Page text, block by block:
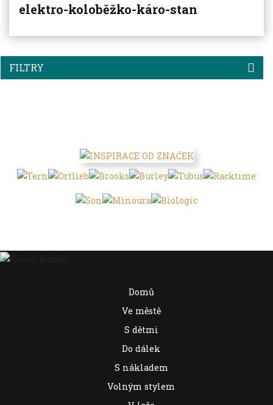
FILTRY
elektro-koloběžko-káro-stan
Domů
Ve městě
S dětmi
Do dálek
S nákladem
Volným stylem